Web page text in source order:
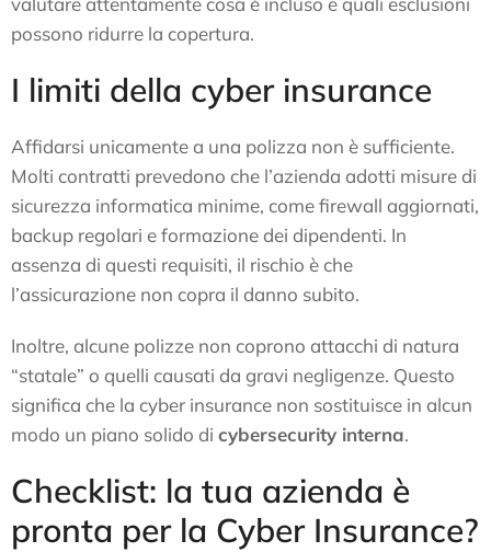
possono ridurre la copertura.
I limiti della cyber insurance
Affidarsi unicamente a una polizza non è sufficiente.
Molti contratti prevedono che l’azienda adotti misure di
sicurezza informatica minime, come firewall aggiornati,
backup regolari e formazione dei dipendenti. In
assenza di questi requisiti, il rischio è che
l’assicurazione non copra il danno subito.
Inoltre, alcune polizze non coprono attacchi di natura
“statale” o quelli causati da gravi negligenze. Questo
significa che la cyber insurance non sostituisce in alcun
modo un piano solido di cybersecurity interna.
Checklist: la tua azienda è
pronta per la Cyber Insurance?